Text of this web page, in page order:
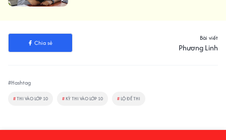
Chia sẻ
Bài viết
Phương Linh
#Hashtag
#THI VÀO LỚP 10 # KỲ THI VÀO LỚP 10 # LỘ ĐỀ THI